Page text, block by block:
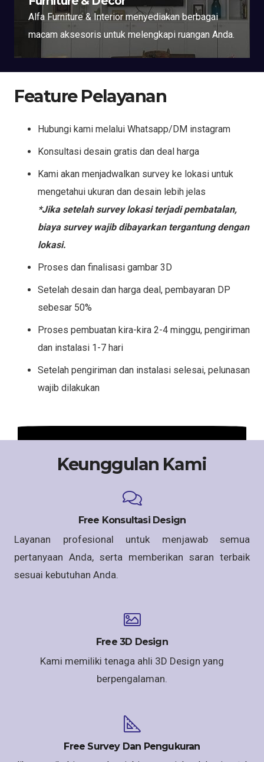
Alfa Furniture & Interior menyediakan berbagai
macam aksesoris untuk melengkapi ruangan Anda.
Feature Pelayanan
Hubungi kami melalui Whatsapp/DM instagram
Konsultasi desain gratis dan deal harga
Kami akan menjadwalkan survey ke lokasi untuk
mengetahui ukuran dan desain lebih jelas
*Jika setelah survey lokasi terjadi pembatalan,
biaya survey wajib dibayarkan tergantung dengan
lokasi.
Proses dan finalisasi gambar 3D
Setelah desain dan harga deal, pembayaran DP
sebesar 50%
Proses pembuatan kira-kira 2-4 minggu, pengiriman
dan instalasi 1-7 hari
Setelah pengiriman dan instalasi selesai, pelunasan
wajib dilakukan
Keunggulan Kami
Free Konsultasi Design
Layanan profesional untuk menjawab semua
pertanyaan Anda, serta memberikan saran terbaik
sesuai kebutuhan Anda.
Free 3D Design
Kami memiliki tenaga ahli 3D Design yang
berpengalaman.
Free Survey Dan Pengukuran